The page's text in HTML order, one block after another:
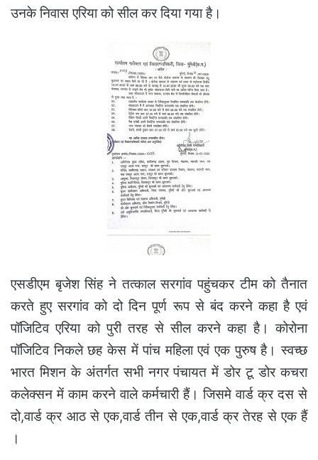
उनके निवास एरिया को सील कर दिया गया है।
एसडीएम बृजेश सिंह ने तत्काल सरगांव पहुंचकर टीम को तैनात
करते हुए सरगांव को दो दिन पूर्ण रूप से बंद करने कहा है एवं
पॉजिटिव एरिया को पुरी तरह से सील करने कहा है। कोरोना
पॉजिटिव निकले छह केस में पांच महिला एवं एक पुरुष है। स्वच्छ
भारत मिशन के अंतर्गत सभी नगर पंचायत में डोर टू डोर कचरा
कलेक्सन में काम करने वाले कर्मचारी हैं। जिसमे वार्ड क्र दस से
दो,वार्ड क्र आठ से एक,वार्ड तीन से एक,वार्ड क्र तेरह से एक हैं
।